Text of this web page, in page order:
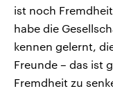
ist noch
habe die
kennen gelernt,
Freunde – das ist
Fremdheit zu